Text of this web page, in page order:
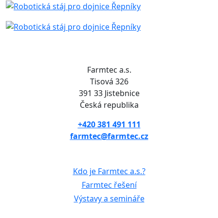
Farmtec a.s.
Tisová 326
391 33 Jistebnice
Česká republika
+420 381 491 111
farmtec@farmtec.cz
Kdo je Farmtec a.s.?
Farmtec řešení
Výstavy a semináře